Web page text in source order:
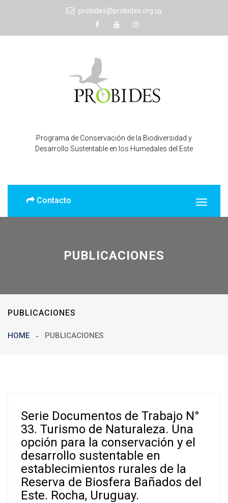
probides@probides.org.uy
Programa de Conservación de la Biodiversidad y
Desarrollo Sustentable en los Humedales del Este
Contacto
PUBLICACIONES
PUBLICACIONES
HOME PUBLICACIONES
Serie Documentos de Trabajo N°
33. Turismo de Naturaleza. Una
opción para la conservación y el
desarrollo sustentable en
establecimientos rurales de la
Reserva de Biosfera Bañados del
Este. Rocha, Uruguay.